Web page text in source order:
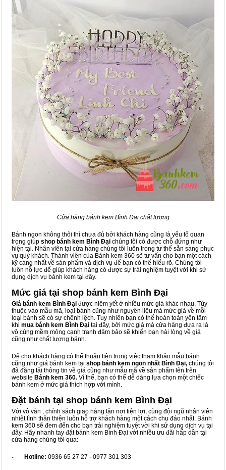
Cửa hàng bánh kem Bình Đại chất lượng
Bánh ngon không thôi thì chưa đủ bởi khách hàng cũng là yếu tố quan
trọng giúp shop bánh kem Bình Đại chúng tôi có được chỗ đứng như
hiện tại. Nhân viên tại cửa hàng chúng tôi luôn trong tư thế sẵn sàng phục
vụ quý khách. Thành viên của Bánh kem 360 sẽ tư vấn cho bạn một cách
kỹ càng nhất về sản phẩm và dịch vụ để bạn có thể hiểu rõ. Chúng tôi
luôn nỗ lực để giúp khách hàng có được sự trải nghiệm tuyệt vời khi sử
dụng dịch vụ bánh kem tại đây.
Mức giá tại shop bánh kem Bình Đại
Giá bánh kem Bình Đại được niêm yết ở nhiều mức giá khác nhau. Tùy
thuộc vào mẫu mã, loại bánh cũng như nguyên liệu mà mức giá về mỗi
loại bánh sẽ có sự chênh lệch. Tuy nhiên bạn có thể hoàn toàn yên tâm
khi mua bánh kem Bình Đại tại đây, bởi mức giá mà cửa hàng đưa ra là
vô cùng mềm mỏng cạnh tranh đảm bảo sẽ khiến bạn hài lòng về giá
cũng như chất lượng bánh.
Để cho khách hàng có thể thuận tiện trong việc tham khảo mẫu bánh
cũng như giá bánh kem tại shop bánh kem ngon nhất Bình Đại, chúng tôi
đã đăng tải thông tin về giá cũng như mẫu mã về sản phẩm lên trên
website Bánh kem 360. Vì thế, bạn có thể dễ dàng lựa chọn một chiếc
bánh kem ở mức giá thích hợp với mình.
Đặt bánh tại shop bánh kem Bình Đại
Với vô vàn , chính sách giao hàng tận nơi tiện lợi, cùng đội ngũ nhân viên
nhiệt tình thân thiện luôn hỗ trợ khách hàng một cách chu đáo nhất. Bánh
kem 360 sẽ đem đến cho bạn trải nghiệm tuyệt vời khi sử dụng dịch vụ tại
đây. Hãy nhanh tay đặt bánh kem Bình Đại với nhiều ưu đãi hấp dẫn tại
cửa hàng chúng tôi qua:
- Hotline: 0936 65 27 27 - 0977 301 303